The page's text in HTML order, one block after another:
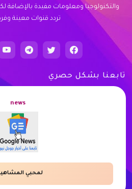
والتكنولوجيا ومعلومات مفيدة بالإضافة
تردد قنوات معينة
تابعنا بشكل حصري
news
لمحبي